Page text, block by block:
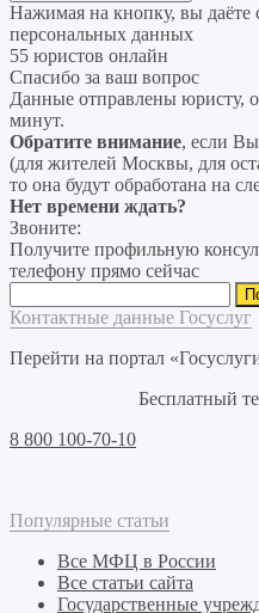
Нажимая на кнопку, вы даёте
персональных данных
55 юристов онлайн
Спасибо за ваш вопрос
Данные отправлены юристу,
минут.
Обратите внимание, если Вы
(для жителей Москвы, для
то она будут обработана на
Нет времени ждать?
Звоните:
Получите профильную
телефону прямо сейчас
Контактные данные Госуслуг
Перейти на портал
Бесплатный
8 800 100-70-10
Популярные статьи
Все МФЦ в России
Все статьи сайта
Государственные